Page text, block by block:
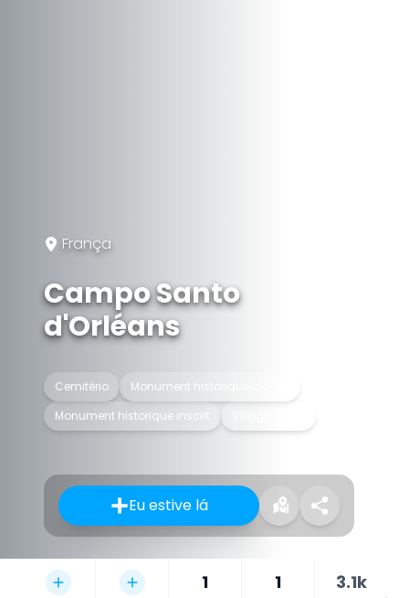
França
Campo Santo
d'Orléans
Cemitério
Monument historique classé
Monument historique inscrit
Eu estive lá
1 1 3.1k